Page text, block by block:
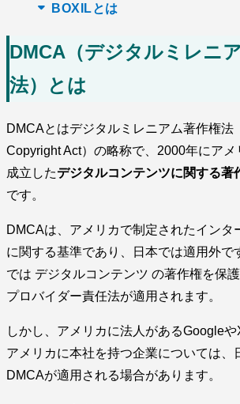
BOXILとは
DMCA（デジタルミレニ
法）とは
DMCAとはデジタルミレニアム著作権
Copyright Act）の略称で、2000年にアメ
成立したデジタルコンテンツに関する著
です。
DMCAは、アメリカで制定されたインタ
に関する基準であり、日本では適用外で
では デジタルコンテンツ の著作権を保
プロバイダー責任法が適用されます。
しかし、アメリカに法人があるGoogle
アメリカに本社を持つ企業については、
DMCAが適用される場合があります。